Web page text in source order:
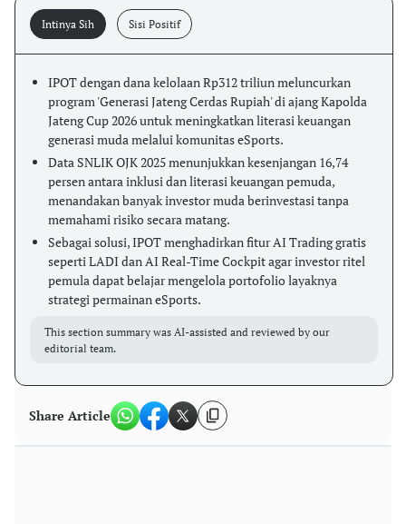
Intinya Sih Sisi Positif
IPOT dengan dana kelolaan Rp312 triliun meluncurkan
program 'Generasi Jateng Cerdas Rupiah' di ajang Kapolda
Jateng Cup 2026 untuk meningkatkan literasi keuangan
generasi muda melalui komunitas eSports.
Data SNLIK OJK 2025 menunjukkan kesenjangan 16,74
persen antara inklusi dan literasi keuangan pemuda,
menandakan banyak investor muda berinvestasi tanpa
memahami risiko secara matang.
Sebagai solusi, IPOT menghadirkan fitur AI Trading gratis
seperti LADI dan AI Real-Time Cockpit agar investor ritel
pemula dapat belajar mengelola portofolio layaknya
strategi permainan eSports.
This section summary was AI-assisted and reviewed by our
editorial team.
Share Article